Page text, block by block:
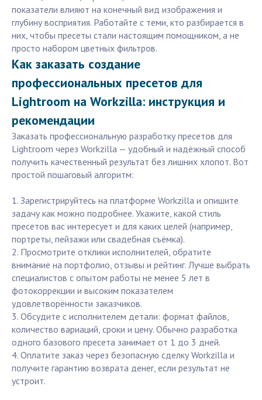
показатели влияют на конечный вид изображения и
глубину восприятия. Работайте с теми, кто разбирается в
них, чтобы пресеты стали настоящим помощником, а не
просто набором цветных фильтров.
Как заказать создание
профессиональных пресетов для
Lightroom на Workzilla: инструкция и
рекомендации
Заказать профессиональную разработку пресетов для
Lightroom через Workzilla — удобный и надёжный способ
получить качественный результат без лишних хлопот. Вот
простой пошаговый алгоритм:
1. Зарегистрируйтесь на платформе Workzilla и опишите
задачу как можно подробнее. Укажите, какой стиль
пресетов вас интересует и для каких целей (например,
портреты, пейзажи или свадебная съёмка).
2. Просмотрите отклики исполнителей, обратите
внимание на портфолио, отзывы и рейтинг. Лучше выбрать
специалистов с опытом работы не менее 5 лет в
фотокоррекции и высоким показателем
удовлетворённости заказчиков.
3. Обсудите с исполнителем детали: формат файлов,
количество вариаций, сроки и цену. Обычно разработка
одного базового пресета занимает от 1 до 3 дней.
4. Оплатите заказ через безопасную сделку Workzilla и
получите гарантию возврата денег, если результат не
устроит.